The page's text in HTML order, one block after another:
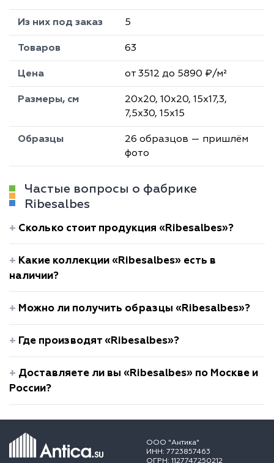
Из них под заказ 5
Товаров 63
Цена от 3512 до 5890 ₽/м²
Размеры, см
20х20, 10х20, 15х17,3,
7,5х30, 15х15
Образцы
26 образцов — пришлём
фото
Частые вопросы о фабрике
Ribesalbes
Сколько стоит продукция «Ribesalbes»?
Какие коллекции «Ribesalbes» есть в
наличии?
Можно ли получить образцы «Ribesalbes»?
Где производят «Ribesalbes»?
Доставляете ли вы «Ribesalbes» по Москве и
России?
ООО "Антика"
ИНН: 7723857463
ОГРН: 1127747250212